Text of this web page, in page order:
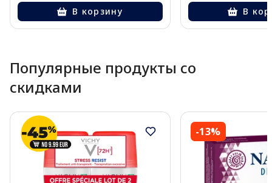
В корзину В
Популярные продукты со
скидками
-13%